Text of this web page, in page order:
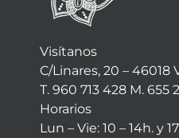
Visítanos
C/Linares, 20 – 46018
T. 960 713 428 M. 655
Horarios
Lun – Vie: 10 – 14h. y